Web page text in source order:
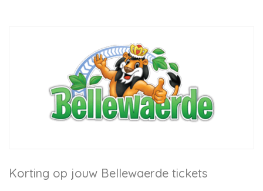
Korting op jouw Bellewaerde tickets